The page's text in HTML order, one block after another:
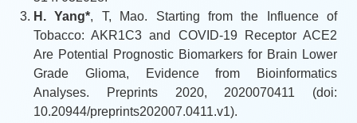
H. Yang*, T, Mao. Starting from the Influence of
Tobacco: AKR1C3 and COVID-19 Receptor ACE2
Are Potential Prognostic Biomarkers for Brain Lower
Grade Glioma, Evidence from Bioinformatics
Analyses. Preprints 2020, 2020070411 (doi:
10.20944/preprints202007.0411.v1).